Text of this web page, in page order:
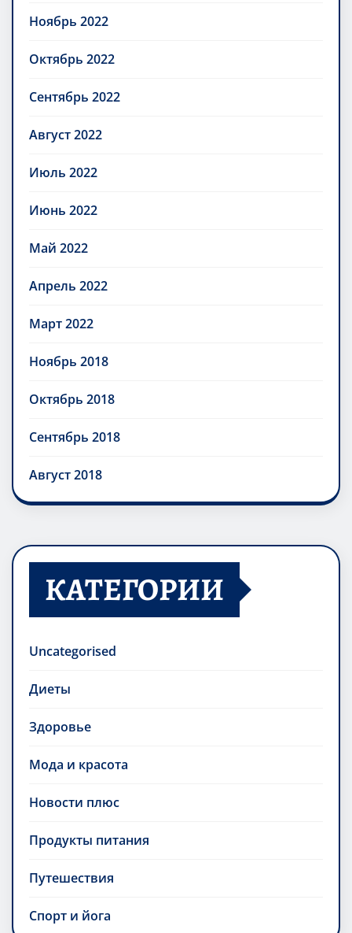
Ноябрь 2022
Октябрь 2022
Сентябрь 2022
Август 2022
Июль 2022
Июнь 2022
Май 2022
Апрель 2022
Март 2022
Ноябрь 2018
Октябрь 2018
Сентябрь 2018
Август 2018
КАТЕГОРИИ
Uncategorised
Диеты
Здоровье
Мода и красота
Новости плюс
Продукты питания
Путешествия
Спорт и йога